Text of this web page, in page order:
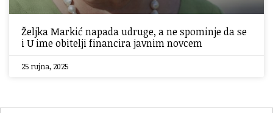
Željka Markić napada udruge, a ne spominje da se
i U ime obitelji financira javnim novcem
25 rujna, 2025